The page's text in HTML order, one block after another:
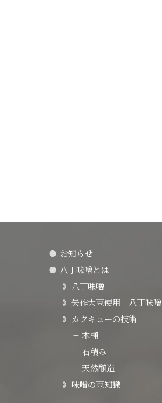
お知らせ
八丁味噌とは
八丁味噌
矢作大豆使用 八丁味噌
カクキューの技術
木桶
石積み
天然醸造
味噌の豆知識